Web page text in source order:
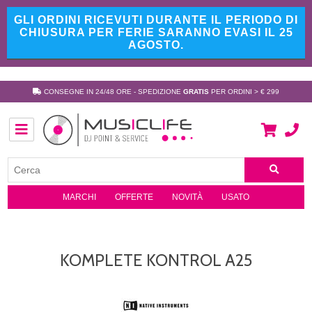
GLI ORDINI RICEVUTI DURANTE IL PERIODO DI
CHIUSURA PER FERIE SARANNO EVASI IL 25
AGOSTO.
CONSEGNE IN 24/48 ORE - SPEDIZIONE GRATIS PER ORDINI > € 299
MARCHI OFFERTE NOVITÀ USATO
KOMPLETE KONTROL A25